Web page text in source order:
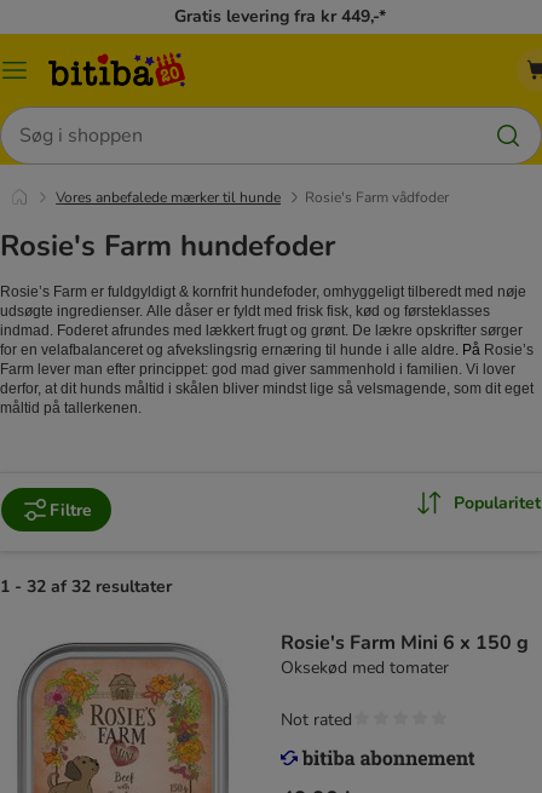
Gratis levering fra kr 449,-*
Menu
Søg
Vores anbefalede mærker til hunde Rosie's Farm vådfoder
Rosie's Farm hundefoder
Rosie’s Farm er fuldgyldigt & kornfrit hundefoder, omhyggeligt tilberedt med nøje
udsøgte ingredienser. Alle dåser er fyldt med frisk fisk, kød og førsteklasses
indmad. Foderet afrundes med lækkert frugt og grønt. De lækre opskrifter sørger
for en velafbalanceret og afvekslingsrig ernæring til hunde i alle aldre. På Rosie’s
Farm lever man efter princippet: god mad giver sammenhold i familien. Vi lover
derfor, at dit hunds måltid i skålen bliver mindst lige så velsmagende, som dit eget
måltid på tallerkenen.
Filtre Popularitet
1 - 32 af 32 resultater
Rosie's Farm Mini 6 x 150 g
Oksekød med tomater
Not rated